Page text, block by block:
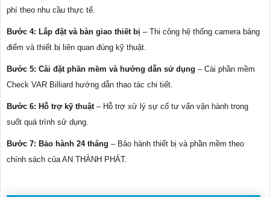
phí theo nhu cầu thực tế.
Bước 4: Lắp đặt và bàn giao thiết bị – Thi công hệ thống camera bảng
điểm và thiết bị liên quan đúng kỹ thuật.
Bước 5: Cài đặt phần mềm và hướng dẫn sử dụng – Cài phần mềm
Check VAR Billiard hướng dẫn thao tác chi tiết.
Bước 6: Hỗ trợ kỹ thuật– Hỗ trợ xử lý sự cố tư vấn vận hành trong
suốt quá trình sử dụng.
Bước 7: Bảo hành 24 tháng – Bảo hành thiết bị và phần mềm theo
chính sách của AN THÀNH PHÁT.